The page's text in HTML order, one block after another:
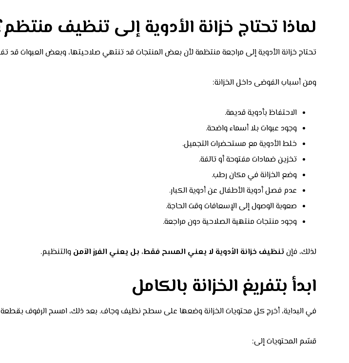
لماذا تحتاج خزانة الأدوية إلى تنظيف
تحتاج خزانة الأدوية إلى مراجعة منتظمة لأن بعض المنتجات قد تنتهي صلاحيتها، وبعض العبوات
ومن أسباب الفوضى داخل الخزانة:
الاحتفاظ بأدوية قديمة.
وجود عبوات بلا أسماء واضحة.
خلط الأدوية مع مستحضرات التجميل.
تخزين ضمادات مفتوحة أو تالفة.
وضع الخزانة في مكان رطب.
عدم فصل أدوية الأطفال عن أدوية الكبار.
صعوبة الوصول إلى الإسعافات وقت الحاجة.
وجود منتجات منتهية الصلاحية دون مراجعة.
لذلك، فإن تنظيف خزانة الأدوية لا يعني المسح فقط، بل يعني الفرز الآمن والتنظيم.
ابدأ بتفريغ الخزانة بالكامل
في البداية، أخرج كل محتويات الخزانة وضعها على سطح نظيف وجاف. بعد ذلك، امسح الرفوف
قسّم المحتويات إلى: